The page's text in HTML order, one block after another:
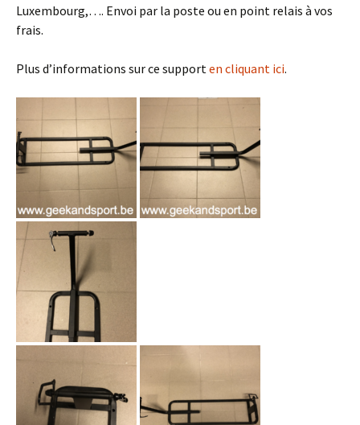
Luxembourg,…. Envoi par la poste ou en point relais à vos
frais.
Plus d’informations sur ce support en cliquant ici.